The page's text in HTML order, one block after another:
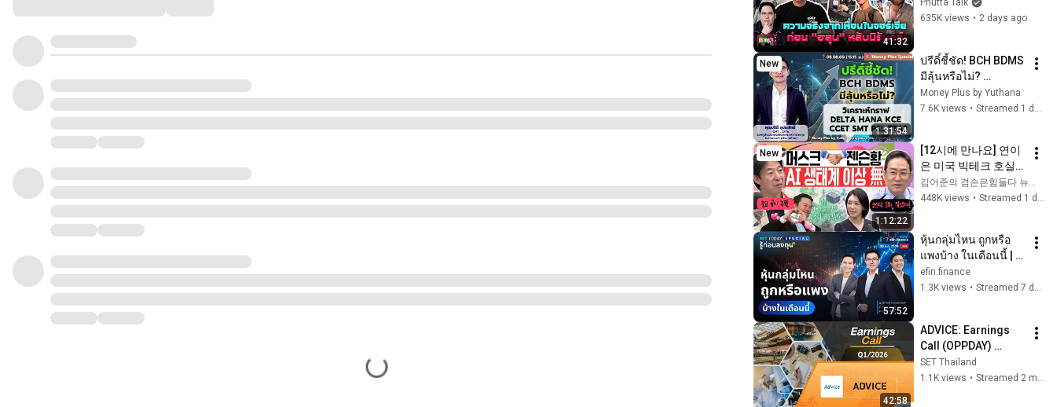
41:32
ช่วยนาชาตาลาสาน
Phutta Talk
635K views • 2 days ago
1:31:54
New
ปรีดิ์ชี้ชัด! BCH BDMS
มีลุ้นหรือไม่?
วิเคราะห์กราฟ DELTA
HANA KCE CCET
Money Plus by Yuthana
7.6K views •
1:12:22
New
[12시에 만나요] 연이
은 미국 빅테크 호실
적에 오늘은 코스피
매수 사이드카! 코스
수요일
김어준의 겸손은힘들다 뉴스공장
448K views • Streamed 1 day ago
57:52
หุ้นกลุ่มไหน ถูกหรือ
แพงบ้าง ในเดือนนี้ |
SET Today Special รู้
ก่อนลงทุน
efin.finance
1.3K views • Streamed 7 days ago
42:58
ADVICE: Earnings
Call (OPPDAY)
Q1/2026 บมจ. แอด
ไวซ์ ไอที อินฟินิท
SET Thailand
1.1K views •